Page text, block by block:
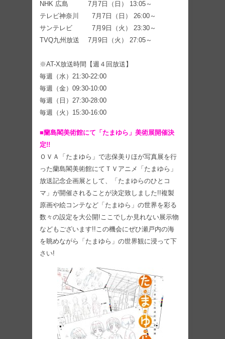
NHK 広島 7月7日（日） 13:05～
テレビ神奈川 7月7日（日） 26:00～
サンテレビ 7月9日（火） 23:30～
TVQ九州放送 7月9日（火） 27:05～
※AT-X放送時間【週４回放送】
毎週（水）21:30-22:00
毎週（金）09:30-10:00
毎週（日）27:30-28:00
毎週（火）15:30-16:00
■蘭島閣美術館にて「たまゆら」美術展開催決
定!!
ＯＶＡ「たまゆら」で志保美りほが写真展を行
った蘭島閣美術館にてＴＶアニメ「たまゆら」
放送記念企画展として、「たまゆらのひとコ
マ」が開催されることが決定致しました!!複製
原画や絵コンテなど「たまゆら」の世界を彩る
数々の設定を大公開!ここでしか見れない展示物
などもございます!!この機会にぜひ瀬戸内の海
を眺めながら「たまゆら」の世界観に浸って下
さい!